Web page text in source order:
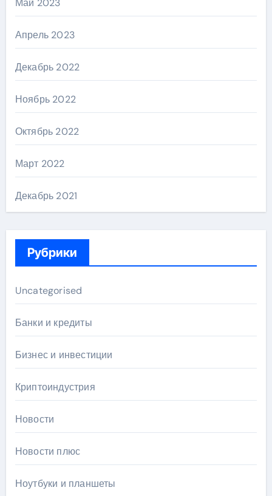
Май 2023
Апрель 2023
Декабрь 2022
Ноябрь 2022
Октябрь 2022
Март 2022
Декабрь 2021
Рубрики
Uncategorised
Банки и кредиты
Бизнес и инвестиции
Криптоиндустрия
Новости
Новости плюс
Ноутбуки и планшеты